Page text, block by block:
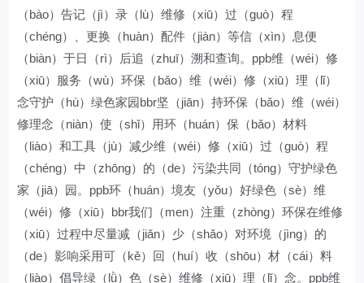
（bào）告记（jì）录（lù）维修（xiū）过（guò）程
（chéng）、更换（huàn）配件（jiàn）等信（xìn）息便
（biàn）于日（rì）后追（zhuī）溯和查询。ppb维（wéi）修
（xiū）服务（wù）环保（bǎo）维（wéi）修（xiū）理（lǐ）
念守护（hù）绿色家园bbr坚（jiān）持环保（bǎo）维（wéi）
修理念（niàn）使（shǐ）用环（huán）保（bǎo）材料
（liào）和工具（jù）减少维（wéi）修（xiū）过（guò）程
（chéng）中（zhōng）的（de）污染共同（tóng）守护绿色
家（jiā）园。ppb环（huán）境友（yǒu）好绿色（sè）维
（wéi）修（xiū）bbr我们（men）注重（zhòng）环保在维修
（xiū）过程中尽量减（jiǎn）少（shǎo）对环境（jìng）的
（de）影响采用可（kě）回（huí）收（shōu）材（cái）料
（liào）倡导绿（lǜ）色（sè）维修（xiū）理（lǐ）念。ppb维